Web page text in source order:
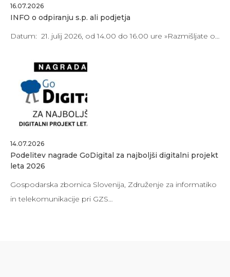
16.07.2026
INFO o odpiranju s.p. ali podjetja
Datum: 21. julij 2026, od 14.00 do 16.00 ure »Razmišljate o…
14.07.2026
Podelitev nagrade GoDigital za najboljši digitalni projekt
leta 2026
Gospodarska zbornica Slovenija, Združenje za informatiko
in telekomunikacije pri GZS…